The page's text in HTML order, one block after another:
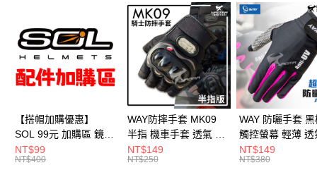
Apple Pay
ATM付款
全家取貨付款(安全帽一頂以上請選宅配)
每筆NT$60，滿NT$1,000(含以上)免運費
7-11取貨付款(安全帽一頂以上請選宅配)
【搭帽加購優惠】
SOL 99元 加購區 鏡片
內襯 內置墨鏡 防水帽
袋 安全帽配件
NT$99
NT$400
WAY防摔手套 MK09
半指 機車手套 透氣 硬
殼護具 騎車 腳踏車 爬
山 釣魚 MK-09 耀瑪騎
NT$149
NT$250
WAY 防曬手套
觸控螢幕 輕薄 透
滑 反光 機車手套
A016 耀瑪騎士安
NT$149
NT$380